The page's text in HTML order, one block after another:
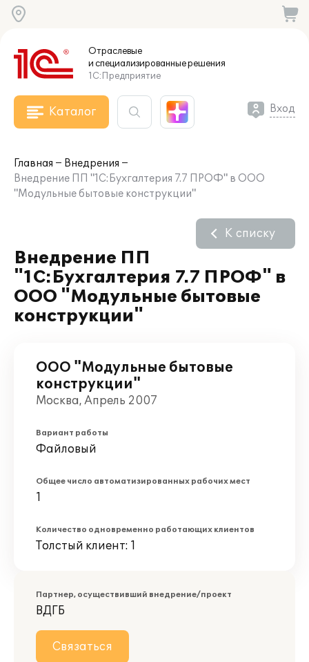
Отраслевые
и специализированныерешения
1С:Предприятие
Каталог Вход
Главная
Внедрения
Внедрение ПП "1С:Бухгалтерия 7.7 ПРОФ" в ООО
"Модульные бытовые конструкции"
Внедрение ПП
"1С:Бухгалтерия 7.7 ПРОФ" в
ООО "Модульные бытовые
конструкции"
К списку
ООО "Модульные бытовые
конструкции"
Москва, Апрель 2007
Вариант работы
Файловый
Общее число автоматизированных рабочих мест
1
Количество одновременно работающих клиентов
Толстый клиент: 1
Партнер, осуществивший внедрение/проект
ВДГБ
Связаться